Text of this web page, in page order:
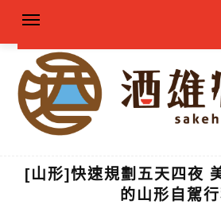
[山形]快速規劃五天四夜
的山形自駕